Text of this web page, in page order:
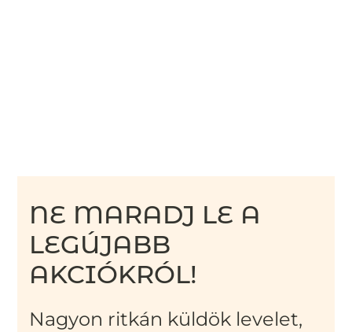
NE MARADJ LE A
LEGÚJABB
AKCIÓKRÓL!
Nagyon ritkán küldök levelet,